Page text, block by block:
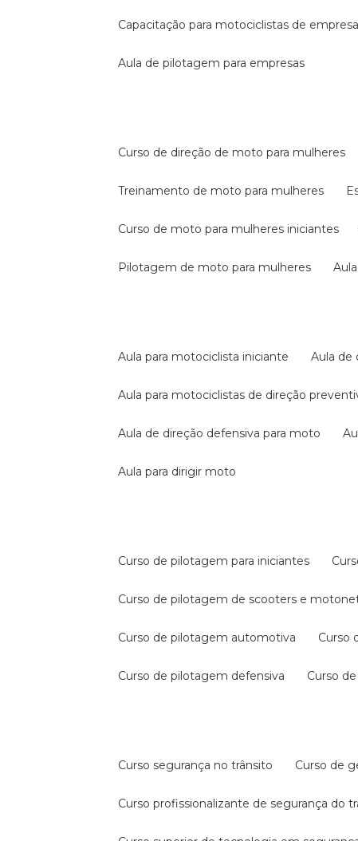
capacitação para motociclistas de
aula de pilotagem para empresas
curso de direção de moto para mulheres
treinamento de moto para mulheres
curso de moto para mulheres iniciantes
pilotagem de moto para mulheres
aula para motociclista iniciante aula
aula para motociclistas de direção
aula de direção defensiva para moto
aula para dirigir moto
curso de pilotagem para iniciantes
curso de pilotagem de scooters e
curso de pilotagem automotiva
curso de pilotagem defensiva curso
curso segurança no trânsito curso de
curso profissionalizante de segurança do